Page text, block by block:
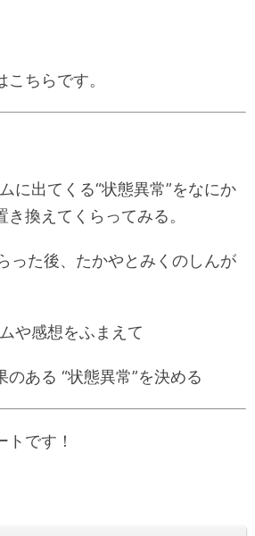
ちらです。
出てくる“状態異常”をなにか
換えてくらってみる。
った後、たかやとみくのしんが
や感想をふまえて
ある “状態異常”を決める
トです！